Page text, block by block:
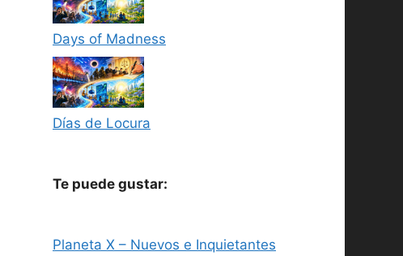
Days of Madness
Días de Locura
Te puede gustar:
Planeta X – Nuevos e Inquietantes